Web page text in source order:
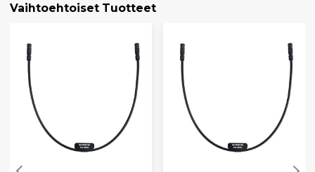
Vaihtoehtoiset Tuotteet